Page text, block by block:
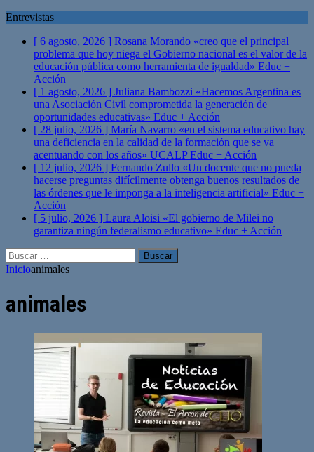
Entrevistas
[ 6 agosto, 2026 ] Rosana Morando «creo que el principal
problema que hoy niega el Gobierno nacional es el valor de la
educación pública como herramienta de igualdad» Educ +
Acción
[ 1 agosto, 2026 ] Juliana Bambozzi «Hacemos Argentina es
una Asociación Civil comprometida la generación de
oportunidades educativas» Educ + Acción
[ 28 julio, 2026 ] María Navarro «en el sistema educativo hay
una deficiencia en la calidad de la formación que se va
acentuando con los años» UCALPEduc + Acción
[ 12 julio, 2026 ] Fernando Zullo «Un docente que no pueda
hacerse preguntas difícilmente obtenga buenos resultados de
las órdenes que le imponga a la inteligencia artificial» Educ +
Acción
[ 5 julio, 2026 ] Laura Aloisi «El gobierno de Milei no
garantiza ningún federalismo educativo» Educ + Acción
Buscar:
Inicioanimales
animales